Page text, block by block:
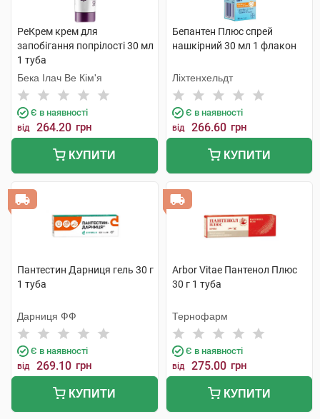
РеКрем крем для
запобігання попрілості 30 мл
1 туба
Бека Ілач Ве Кім'я
Є в наявності
від 264.20 грн
КУПИТИ
Бепантен Плюс спрей
нашкірний 30 мл 1 флакон
Ліхтенхельдт
Є в наявності
від 266.60 грн
КУПИТИ
Пантестин Дарниця гель 30 г
1 туба
Дарниця ФФ
Є в наявності
від 269.10 грн
КУПИТИ
Arbor Vitae Пантенол Плюс
30 г 1 туба
Тернофарм
Є в наявності
від 275.00 грн
КУПИТИ